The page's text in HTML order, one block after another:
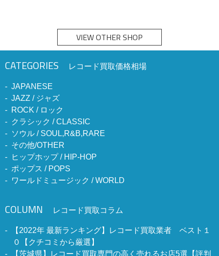
VIEW OTHER SHOP
CATEGORIES レコード買取価格相場
JAPANESE
JAZZ / ジャズ
ROCK / ロック
クラシック / CLASSIC
ソウル / SOUL,R&B,RARE
その他/OTHER
ヒップホップ / HIP-HOP
ポップス / POPS
ワールドミュージック / WORLD
COLUMN レコード買取コラム
【2022年 最新ランキング】レコード買取業者 ベスト１
０【クチコミから厳選】
【茨城県】レコード買取専門の高く売れるお店5選【評判